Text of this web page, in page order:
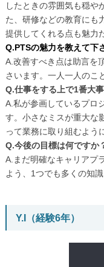
したときの雰囲気も穏や
た、研修などの教育にも
提供してくれる点も魅力
Q.PTSの魅力を教えて下
A.改善すべき点は助言を
さいます。一人一人のこ
Q.仕事をする上で1番大
A.私が参画しているプロ
す。小さなミスが重大な
って業務に取り組むよう
Q.今後の目標は何ですか
A.まだ明確なキャリアプ
よう、1つでも多くの知
Y.I（経験6年）